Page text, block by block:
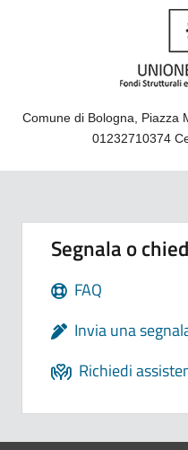
Comune di Bologna, Piazza
01232710374
Segnala o
FAQ
Invia una
Richiedi